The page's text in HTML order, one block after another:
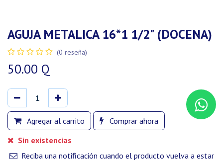
AGUJA METALICA 16*1 1/2" (DOCENA)
(0 reseña)
50.00 Q
Agregar al carrito
Comprar ahora
Sin existencias
Reciba una notificación cuando el producto vuelva a estar